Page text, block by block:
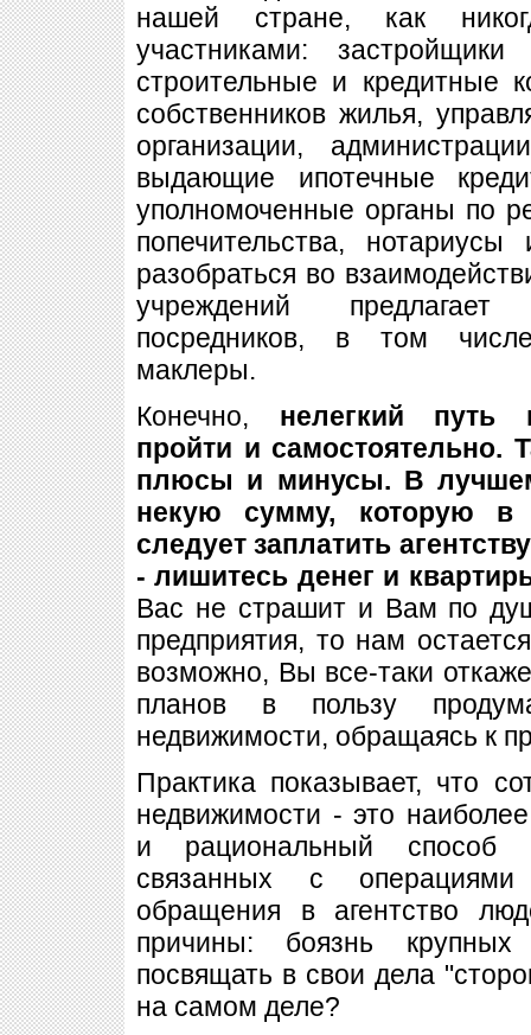
нашей стране, как
участниками:
строительные и кредитные
собственников жилья,
организации,
выдающие ипотечные
уполномоченные органы по
попечительства,
разобраться во
учреждений
посредников, в том
маклеры.
Конечно, нелегкий путь
пройти и самостоятельно.
плюсы и минусы. В
некую сумму, которую в
следует заплатить
- лишитесь денег и
Вас не страшит и Вам по
предприятия, то нам
возможно, Вы все-таки
планов в пользу
недвижимости, обращаясь к
Практика показывает, что
недвижимости - это
и рациональный способ
связанных с
обращения в агентство
причины: боязнь
посвящать в свои дела
на самом деле?